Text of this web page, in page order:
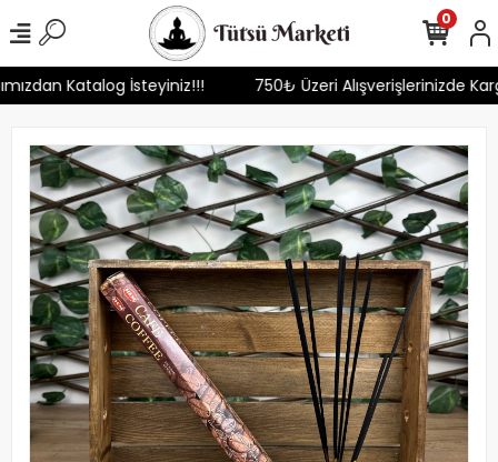
Katalog İsteyiniz!!! 750₺ Üzeri Alışverişlerinizde
0